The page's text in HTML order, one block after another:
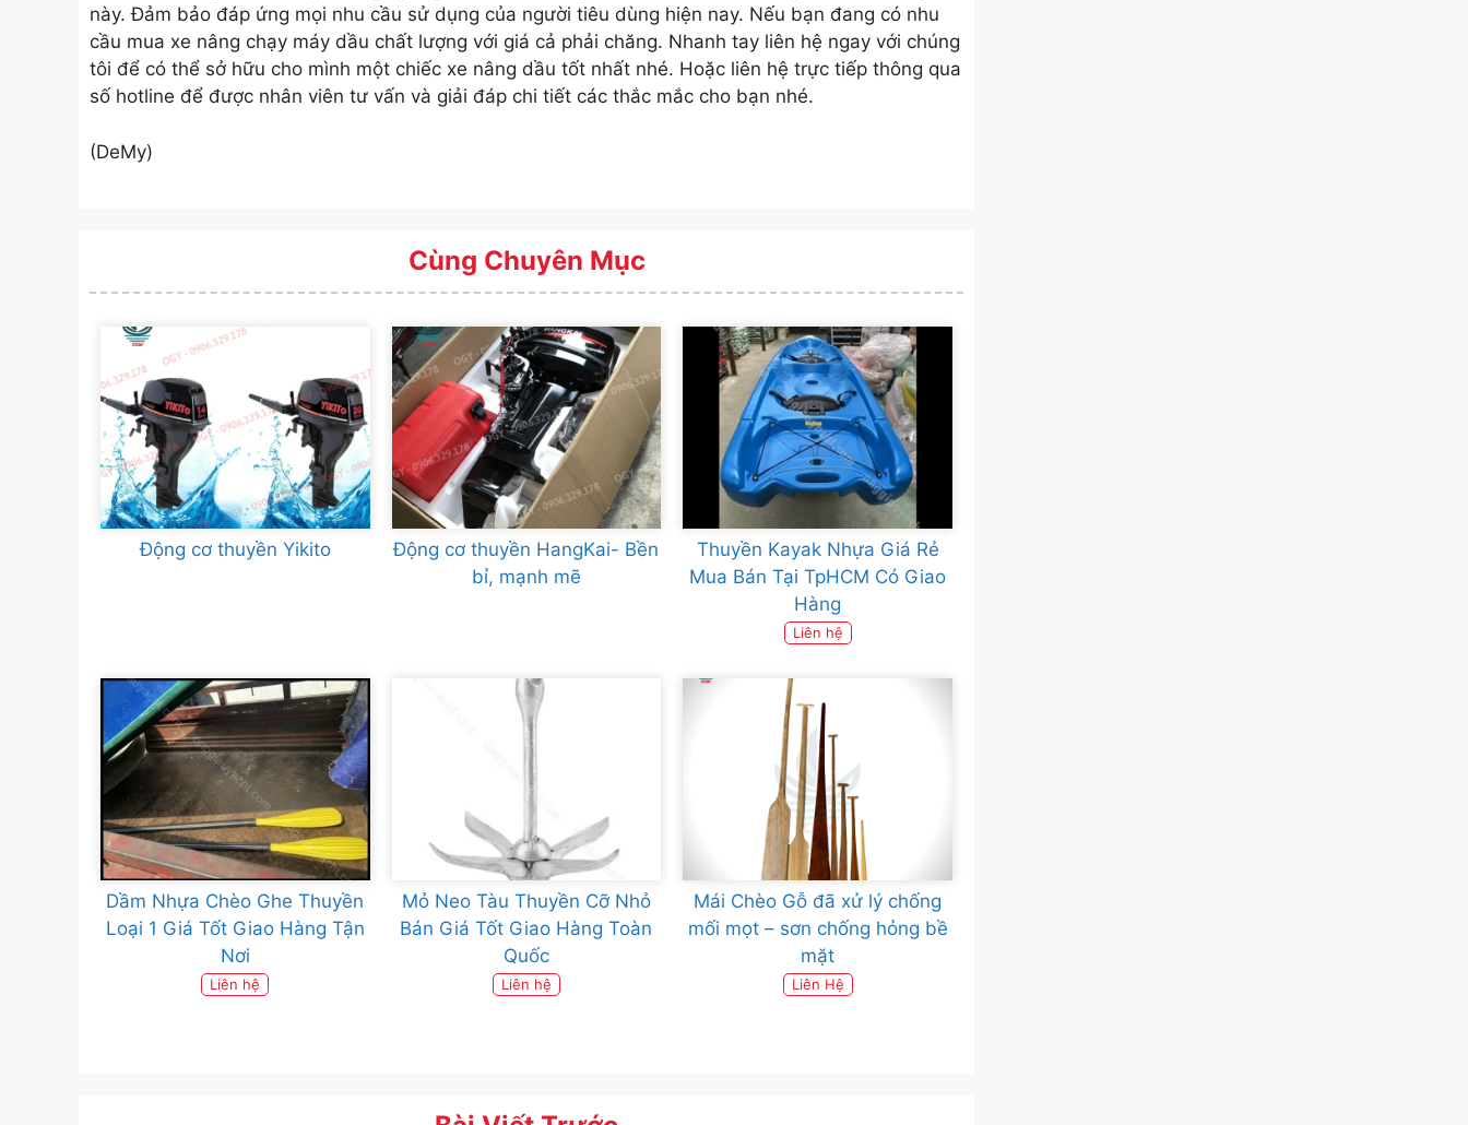
này. Đảm bảo đáp ứng mọi nhu cầu sử dụng của người tiêu dùng hiện nay. Nếu bạn đang có nhu
cầu mua xe nâng chạy máy dầu chất lượng với giá cả phải chăng. Nhanh tay liên hệ ngay với chúng
tôi để có thể sở hữu cho mình một chiếc xe nâng dầu tốt nhất nhé. Hoặc liên hệ trực tiếp thông qua
số hotline để được nhân viên tư vấn và giải đáp chi tiết các thắc mắc cho bạn nhé.
(DeMy)
Cùng Chuyên Mục
Động cơ thuyền Yikito
Động cơ thuyền HangKai- Bền
bỉ, mạnh mẽ
Thuyền Kayak Nhựa Giá Rẻ
Mua Bán Tại TpHCM Có Giao
Hàng
Liên hệ
Dầm Nhựa Chèo Ghe Thuyền
Loại 1 Giá Tốt Giao Hàng Tận
Nơi
Liên hệ
Mỏ Neo Tàu Thuyền Cỡ Nhỏ
Bán Giá Tốt Giao Hàng Toàn
Quốc
Liên hệ
Mái Chèo Gỗ đã xử lý chống
mối mọt – sơn chống hỏng bề
mặt
Liên Hệ